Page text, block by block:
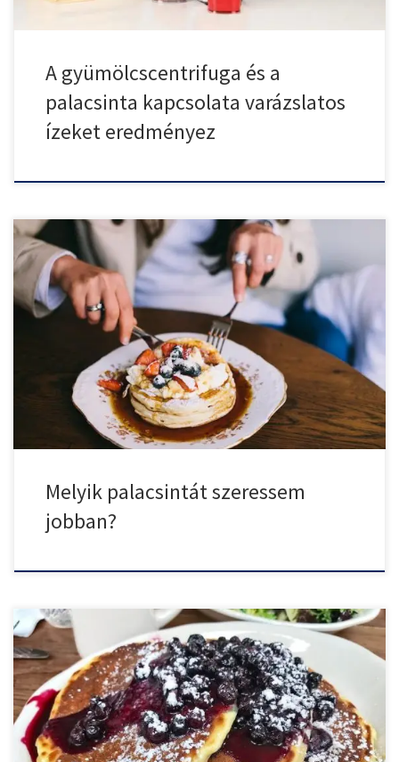
A gyümölcscentrifuga és a
palacsinta kapcsolata varázslatos
ízeket eredményez
Az amerikai palacsinta és a hagyományos palacsinta két, látszólag
Melyik palacsintát szeressem
jobban?
Az áfonya szósz az egyik legkedveltebb öntet, amit palacsintához
kínálhatunk. […]